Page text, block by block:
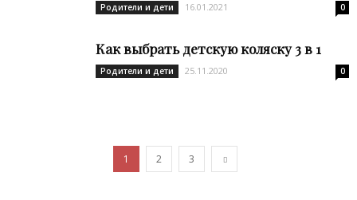
Родители и дети 16.01.2021 0
Как выбрать детскую коляску 3 в 1
Родители и дети 25.11.2020 0
1 2 3